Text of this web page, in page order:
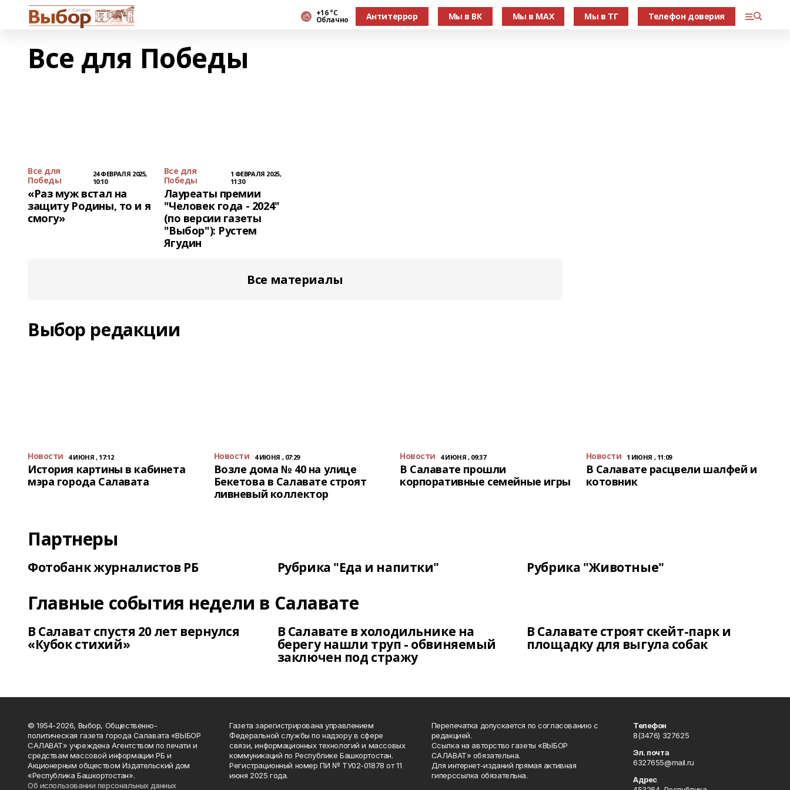
+16 °С
Облачно Антитеррор Мы в ВК Мы в МАХ Мы в ТГ Телефон доверия
Все для Победы
Все для
Победы
24 ФЕВРАЛЯ 2025,
10:10
«Раз муж встал на
защиту Родины, то и я
смогу»
Все для
Победы
1 ФЕВРАЛЯ 2025,
11:30
Лауреаты премии
"Человек года - 2024"
(по версии газеты
"Выбор"): Рустем
Ягудин
Все материалы
Выбор редакции
Новости 4 ИЮНЯ , 17:12
История картины в кабинета
мэра города Салавата
Новости 4 ИЮНЯ , 07:29
Возле дома № 40 на улице
Бекетова в Салавате строят
ливневый коллектор
Новости 4 ИЮНЯ , 09:37
В Салавате прошли
корпоративные семейные игры
Новости 1 ИЮНЯ , 11:09
В Салавате расцвели шалфей и
котовник
Партнеры
Фотобанк журналистов РБ Рубрика "Еда и напитки" Рубрика "Животные"
Главные события недели в Салавате
В Салават спустя 20 лет вернулся
«Кубок стихий»
В Салавате в холодильнике на
берегу нашли труп - обвиняемый
заключен под стражу
В Салавате строят скейт-парк и
площадку для выгула собак
© 1954-2026, Выбор, Общественно-
политическая газета города Салавата «ВЫБОР
САЛАВАТ» учреждена Агентством по печати и
средствам массовой информации РБ и
Акционерным обществом Издательский дом
«Республика Башкортостан».
Об использовании персональных данных
Газета зарегистрирована управлением
Федеральной службы по надзору в сфере
связи, информационных технологий и массовых
коммуникаций по Республике Башкортостан.
Регистрационный номер ПИ № ТУ02-01878 от 11
июня 2025 года.
Перепечатка допускается по согласованию с
редакцией.
Ссылка на авторство газеты «ВЫБОР
САЛАВАТ» обязательна.
Для интернет-изданий прямая активная
гиперссылка обязательна.
Телефон
8(3476) 327625
Эл. почта
6327655@mail.ru
Адрес